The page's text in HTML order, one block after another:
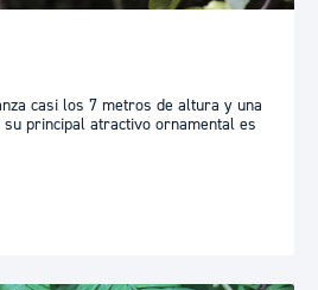
casi los 7 metros de altura y una
principal atractivo ornamental es